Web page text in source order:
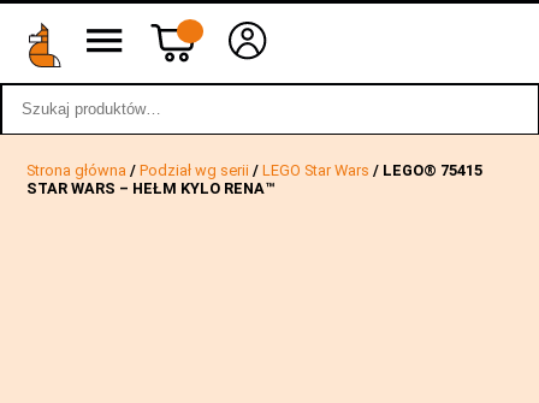
wstecz
Strona główna /Podział wg serii /LEGO Star Wars / LEGO® 75415
STAR WARS – HEŁM KYLO RENA™